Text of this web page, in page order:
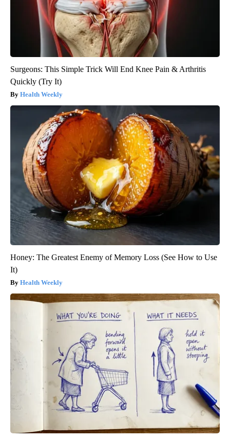
Surgeons: This Simple Trick Will End Knee Pain & Arthritis
Quickly (Try It)
Health Weekly
Honey: The Greatest Enemy of Memory Loss (See How to Use
It)
Health Weekly